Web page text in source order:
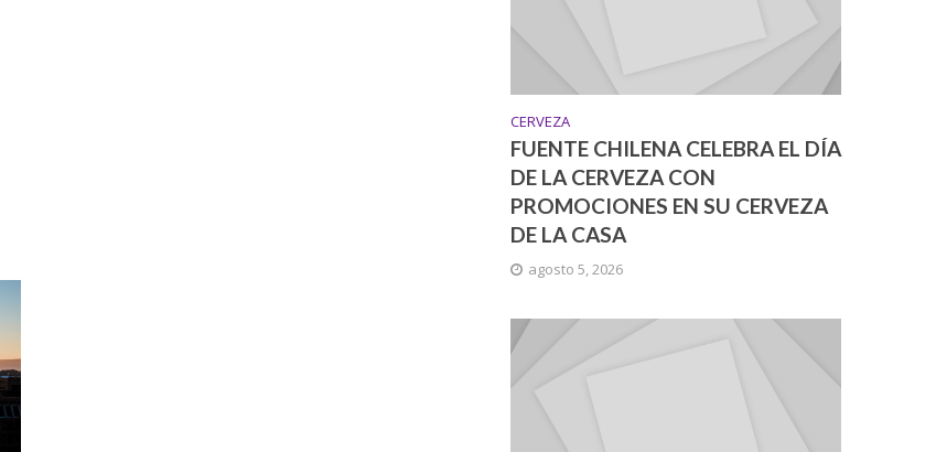
CERVEZA
FUENTE CHILENA CELEBRA EL DÍA
DE LA CERVEZA CON
PROMOCIONES EN SU CERVEZA
DE LA CASA
agosto 5, 2026